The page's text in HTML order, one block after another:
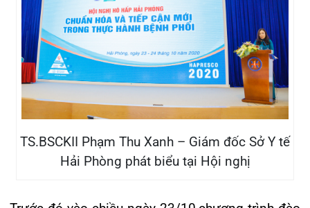
124 Nguyễn Đức Cảnh, Cát Dài Q Lê